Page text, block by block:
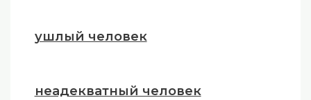
ушлый человек
неадекватный человек